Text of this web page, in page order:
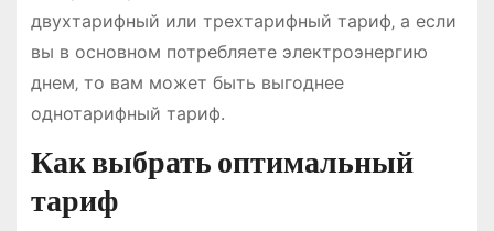
двухтарифный или трехтарифный тариф‚ а если
вы в основном потребляете электроэнергию
днем‚ то вам может быть выгоднее
однотарифный тариф.
Как выбрать оптимальный
тариф